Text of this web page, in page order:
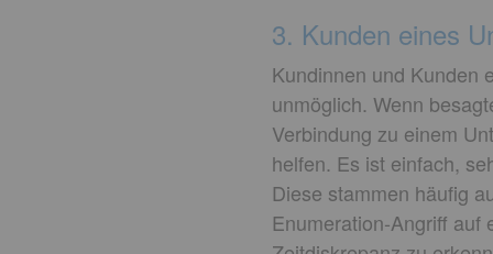
3. Kunden eines
Kundinnen und Kunden
unmöglich. Wenn
Verbindung zu einem
helfen. Es ist einfach,
Diese stammen häufig
Enumeration-Angriff auf